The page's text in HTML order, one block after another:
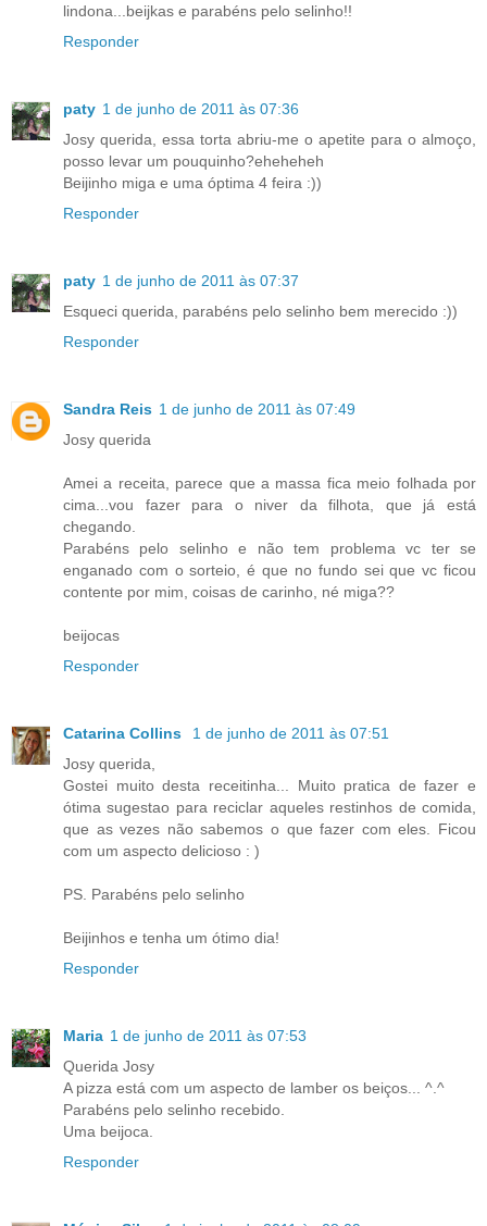
lindona...beijkas e parabéns pelo selinho!!
Responder
paty 1 de junho de 2011 às 07:36
Josy querida, essa torta abriu-me o apetite para o almoço,
posso levar um pouquinho?eheheheh
Beijinho miga e uma óptima 4 feira :))
Responder
paty 1 de junho de 2011 às 07:37
Esqueci querida, parabéns pelo selinho bem merecido :))
Responder
Sandra Reis 1 de junho de 2011 às 07:49
Josy querida
Amei a receita, parece que a massa fica meio folhada por
cima...vou fazer para o niver da filhota, que já está
chegando.
Parabéns pelo selinho e não tem problema vc ter se
enganado com o sorteio, é que no fundo sei que vc ficou
contente por mim, coisas de carinho, né miga??
beijocas
Responder
Catarina Collins
1 de junho de 2011 às 07:51
Josy querida,
Gostei muito desta receitinha... Muito pratica de fazer e
ótima sugestao para reciclar aqueles restinhos de comida,
que as vezes não sabemos o que fazer com eles. Ficou
com um aspecto delicioso : )
PS. Parabéns pelo selinho
Beijinhos e tenha um ótimo dia!
Responder
Maria 1 de junho de 2011 às 07:53
Querida Josy
A pizza está com um aspecto de lamber os beiços... ^.^
Parabéns pelo selinho recebido.
Uma beijoca.
Responder